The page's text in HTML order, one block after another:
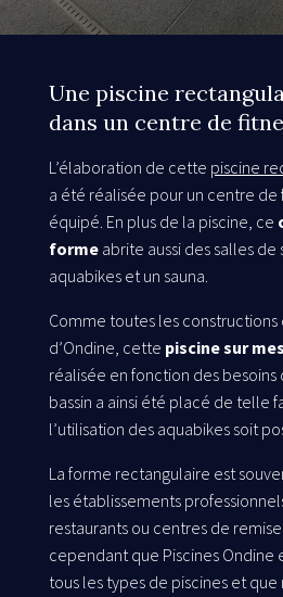
Une piscine
dans un centre de
L’élaboration de cette piscine
a été réalisée pour un centre de
équipé. En plus de la piscine, ce
forme abrite aussi des salles de
aquabikes et un sauna.
Comme toutes les constructions
d’Ondine, cette piscine sur
réalisée en fonction des besoins
bassin a ainsi été placé de telle
l’utilisation des aquabikes soit
La forme rectangulaire est
les établissements
restaurants ou centres de
cependant que Piscines Ondine
tous les types de piscines et que